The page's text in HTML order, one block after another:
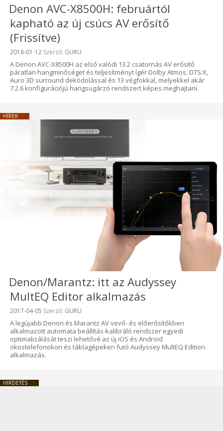
Denon AVC-X8500H: februártól
kapható az új csúcs AV erősítő
(Frissítve)
Beküldve:
2018-01-12 Szerző: GURU
A Denon AVC-X8500H az első valódi 13.2 csatornás AV erősítő
páratlan hangminőséget és teljesítményt ígér Dolby Atmos, DTS:X,
Auro 3D surround dekódolással és 13 végfokkal, melyekkel akár
7.2.6 konfigurációjú hangsugárzó rendszert képes meghajtani.
HÍREK
Denon/Marantz: itt az Audyssey
MultEQ Editor alkalmazás
Beküldve:
2017-04-05 Szerző: GURU
A legújabb Denon és Marantz AV vevő- és előerősítőkben
alkalmazott automata beállítás-kalibráló rendszer egyedi
optimalizálását teszi lehetővé az új iOS és Android
okostelefonokon és táblagépeken futó Audyssey MultEQ Edition
alkalmazás.
HIRDETÉS